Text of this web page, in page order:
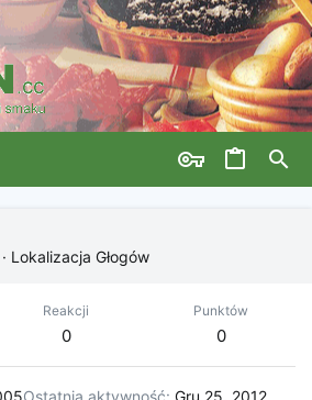
· Lokalizacja Głogów
Reakcji
0
Punktów
0
Ostatnia aktywność Gru 25, 2012